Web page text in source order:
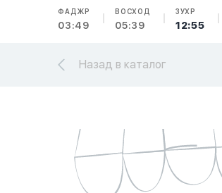
ФАДЖР
03:49
ВОСХОД
05:39
ЗУХР
12:55
Назад в каталог